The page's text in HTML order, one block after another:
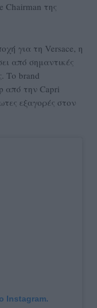
Chairman της
για τη Versace, η
από σημαντικές
Το brand
από την Capri
εξαγορές στον
Instagram.